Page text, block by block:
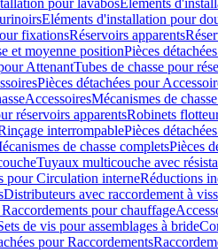
pour lavabosEléments
Eléments d'installation pour
fixationsRéservoirs apparents
et moyenne positionPièces
AttenantTubes de chasse pour
Pièces détachées pour
AccessoiresMécanismes de
réservoirs apparentsRobinets
interrompablePièces
de chasse completsPièces
Tuyaux multicouche avec
pour Circulation interneRéductions
Distributeurs avec raccordement à
pour chauffage
de vis pour assemblages à bride
pour Raccordements